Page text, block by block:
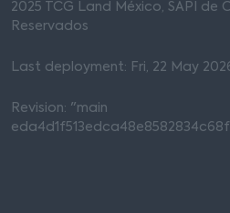
2025 TCG Land México, SAPI de
Reservados
Last deployment: Fri, 22 May
Revision: "main